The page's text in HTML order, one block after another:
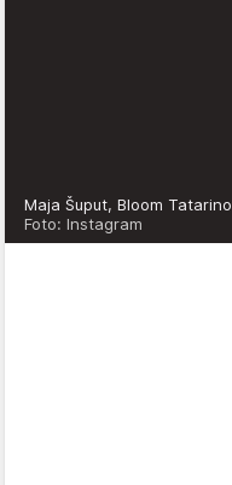
Maja Šuput, Bloom
Foto: Instagram